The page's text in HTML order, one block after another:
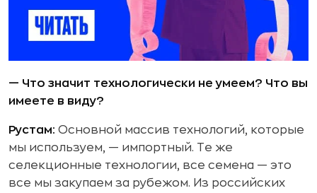
— Что значит технологически не умеем? Что вы
имеете в виду?
Рустам: Основной массив технологий, которые
мы используем, — импортный. Те же
селекционные технологии, все семена — это
все мы закупаем за рубежом. Из российских